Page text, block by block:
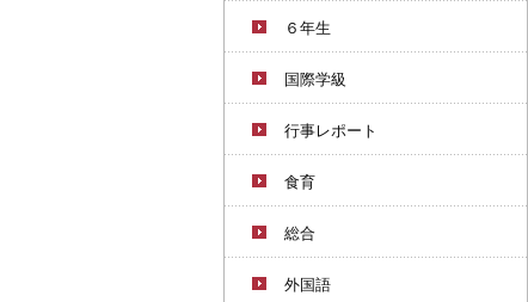
６年生
国際学級
行事レポート
食育
総合
外国語